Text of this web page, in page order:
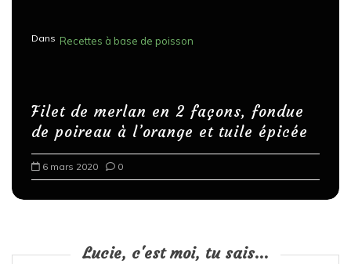
Dans Recettes à base de poisson
Filet de merlan en 2 façons, fondue
de poireau à l’orange et tuile épicée
6 mars 2020 0
Lucie, c'est moi, tu sais...